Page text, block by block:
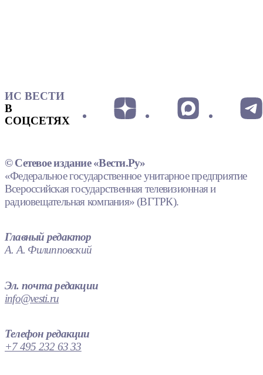
ИС ВЕСТИ
В
СОЦСЕТЯХ
© Сетевое издание «Вести.Ру»
«Федеральное государственное унитарное предприятие
Всероссийская государственная телевизионная и
радиовещательная компания» (ВГТРК).
Главный редактор
А. А. Филипповский
Эл. почта редакции
info@vesti.ru
Телефон редакции
+7 495 232 63 33